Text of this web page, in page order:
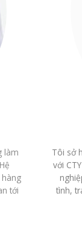
Tôi sở hữu căn
với CTY TNHH
nghiệp của Cty
tình, trách